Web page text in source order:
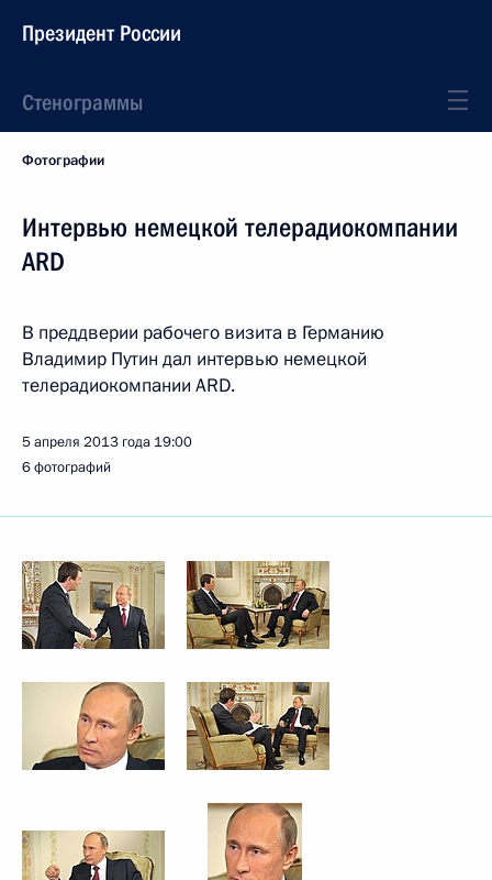
Президент России
Стенограммы
Фотографии
Интервью немецкой телерадиокомпании
ARD
В преддверии рабочего визита в Германию
Владимир Путин дал интервью немецкой
телерадиокомпании ARD.
5 апреля 2013 года 19:00
6 фотографий